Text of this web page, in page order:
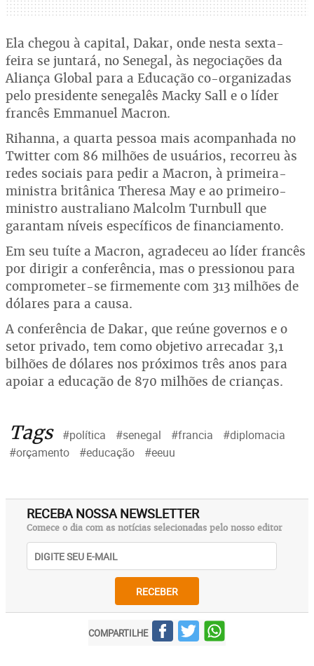
Ela chegou à capital, Dakar, onde nesta sexta-
feira se juntará, no Senegal, às negociações da
Aliança Global para a Educação co-organizadas
pelo presidente senegalês Macky Sall e o líder
francês Emmanuel Macron.
Rihanna, a quarta pessoa mais acompanhada no
Twitter com 86 milhões de usuários, recorreu às
redes sociais para pedir a Macron, à primeira-
ministra britânica Theresa May e ao primeiro-
ministro australiano Malcolm Turnbull que
garantam níveis específicos de financiamento.
Em seu tuíte a Macron, agradeceu ao líder francês
por dirigir a conferência, mas o pressionou para
comprometer-se firmemente com 313 milhões de
dólares para a causa.
A conferência de Dakar, que reúne governos e o
setor privado, tem como objetivo arrecadar 3,1
bilhões de dólares nos próximos três anos para
apoiar a educação de 870 milhões de crianças.
Tags #política #senegal #francia
#diplomacia
#orçamento
#educação #eeuu
RECEBA NOSSA NEWSLETTER
Comece o dia com as notícias selecionadas pelo nosso editor
RECEBER
COMPARTILHE